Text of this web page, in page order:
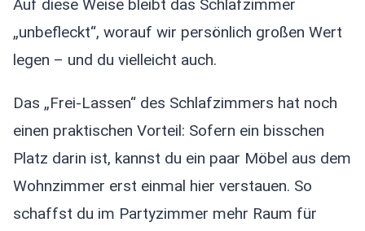
Auf diese Weise bleibt das Schlafzimmer
„unbefleckt“, worauf wir persönlich großen Wert
legen – und du vielleicht auch.
Das „Frei-Lassen“ des Schlafzimmers hat noch
einen praktischen Vorteil: Sofern ein bisschen
Platz darin ist, kannst du ein paar Möbel aus dem
Wohnzimmer erst einmal hier verstauen. So
schaffst du im Partyzimmer mehr Raum für